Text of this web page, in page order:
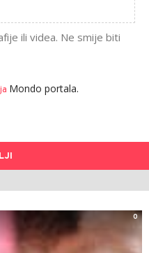
ili videa. Ne smije biti
Mondo portala.
0